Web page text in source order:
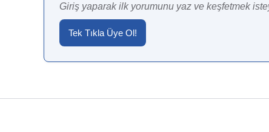
Giriş yaparak ilk yorumunu yaz ve keşfetmek
Tek Tıkla Üye Ol!